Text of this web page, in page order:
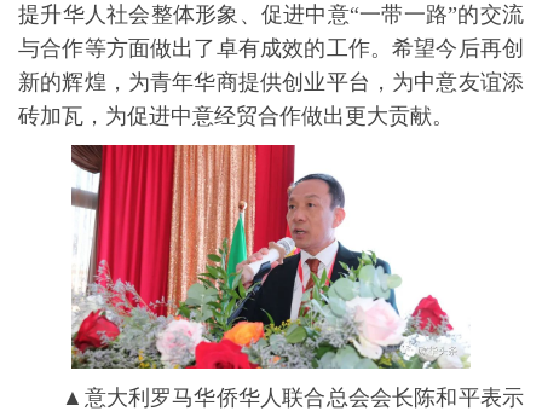
提升华人社会整体形象、促进中意“一带一路”的交流
与合作等方面做出了卓有成效的工作。希望今后再创
新的辉煌，为青年华商提供创业平台，为中意友谊添
砖加瓦，为促进中意经贸合作做出更大贡献。
▲意大利罗马华侨华人联合总会会长陈和平表示